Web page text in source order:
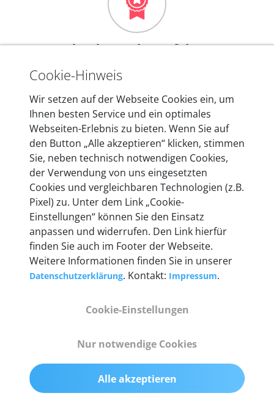
Mehr als 10 Jahre Erfahrung
In den Kfz-Diagnosegeräten von autoaid stecken
entwickeln wir unsere Produkte am Standort in
Berlin laufend weiter. Auf diese Qualität vertrauen
heute mehr als 60.000 Privatkunden und
Unternehmen.
Technische Details &
Lieferumfang
55 mm x 25 mm x 12 mm
200 g
Cookie-Hinweis
Wir setzen auf der Webseite Cookies ein, um
Ihnen besten Service und ein optimales
Webseiten-Erlebnis zu bieten. Wenn Sie auf
den Button „Alle akzeptieren“ klicken, stimmen
Sie, neben technisch notwendigen Cookies,
der Verwendung von uns eingesetzten
Cookies und vergleichbaren Technologien (z.B.
Pixel) zu. Unter dem Link „Cookie-
Einstellungen“ können Sie den Einsatz
anpassen und widerrufen. Den Link hierfür
finden Sie auch im Footer der Webseite.
Weitere Informationen finden Sie in unserer
Datenschutzerklärung. Kontakt: Impressum.
Cookie-Einstellungen
Nur notwendige Cookies
Alle akzeptieren